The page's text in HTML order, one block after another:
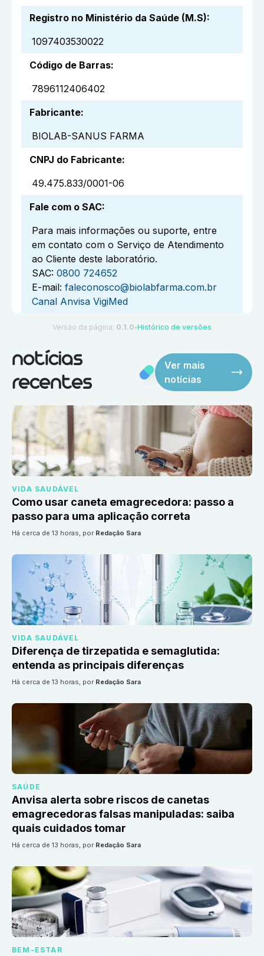
Registro no Ministério da Saúde (M.S):
1097403530022
Código de Barras:
7896112406402
Fabricante:
BIOLAB-SANUS FARMA
CNPJ do Fabricante:
49.475.833/0001-06
Fale com o SAC:
Para mais informações ou suporte, entre
em contato com o Serviço de Atendimento
ao Cliente deste laboratório.
SAC: 0800 724652
E-mail: faleconosco@biolabfarma.com.br
Canal Anvisa VigiMed
Versão da página: 0.1.0 ●Histórico de versões
notícias
recentes
Ver mais
notícias
VIDA SAUDÁVEL
Como usar caneta emagrecedora: passo a
passo para uma aplicação correta
há cerca de 13 horas, por Redação Sara
VIDA SAUDÁVEL
Diferença de tirzepatida e semaglutida:
entenda as principais diferenças
há cerca de 13 horas, por Redação Sara
SAÚDE
Anvisa alerta sobre riscos de canetas
emagrecedoras falsas manipuladas: saiba
quais cuidados tomar
há cerca de 13 horas, por Redação Sara
BEM-ESTAR